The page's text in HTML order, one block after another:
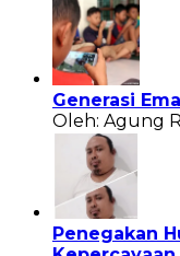
Generasi
Oleh: Agung
Penegakan